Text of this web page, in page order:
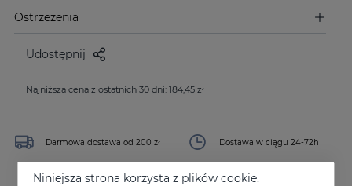
Ostrzeżenia
Udostępnij
Najniższa cena z ostatnich 30 dni: 184,45 zł
Darmowa dostawa od 200 zł Dostawa w ciągu 24-72h
Niniejsza strona korzysta z plików cookie.